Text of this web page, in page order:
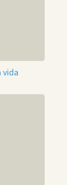
vida